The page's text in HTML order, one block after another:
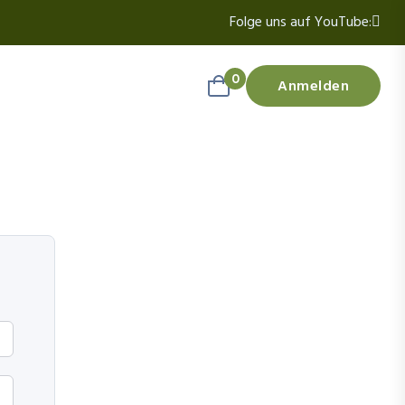
Folge uns auf YouTube:
0 Anmelden